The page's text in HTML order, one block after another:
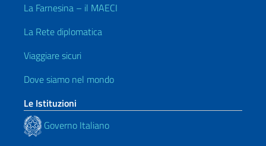
La Farnesina – il MAECI
La Rete diplomatica
Viaggiare sicuri
Dove siamo nel mondo
Le Istituzioni
Governo Italiano